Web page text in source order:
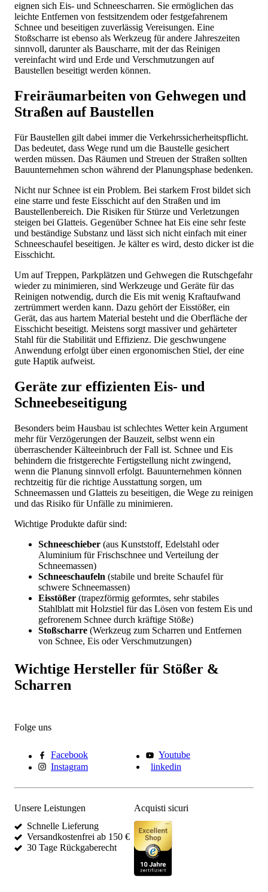
eignen sich Eis- und Schneescharren. Sie ermöglichen das
leichte Entfernen von festsitzendem oder festgefahrenem
Schnee und beseitigen zuverlässig Vereisungen. Eine
Stoßscharre ist ebenso als Werkzeug für andere Jahreszeiten
sinnvoll, darunter als Bauscharre, mit der das Reinigen
vereinfacht wird und Erde und Verschmutzungen auf
Baustellen beseitigt werden können.
Freiräumarbeiten von Gehwegen und
Straßen auf Baustellen
Für Baustellen gilt dabei immer die Verkehrssicherheitspflicht.
Das bedeutet, dass Wege rund um die Baustelle gesichert
werden müssen. Das Räumen und Streuen der Straßen sollten
Bauunternehmen schon während der Planungsphase bedenken.
Nicht nur Schnee ist ein Problem. Bei starkem Frost bildet sich
eine starre und feste Eisschicht auf den Straßen und im
Baustellenbereich. Die Risiken für Stürze und Verletzungen
steigen bei Glatteis. Gegenüber Schnee hat Eis eine sehr feste
und beständige Substanz und lässt sich nicht einfach mit einer
Schneeschaufel beseitigen. Je kälter es wird, desto dicker ist die
Eisschicht.
Um auf Treppen, Parkplätzen und Gehwegen die Rutschgefahr
wieder zu minimieren, sind Werkzeuge und Geräte für das
Reinigen notwendig, durch die Eis mit wenig Kraftaufwand
zertrümmert werden kann. Dazu gehört der Eisstößer, ein
Gerät, das aus hartem Material besteht und die Oberfläche der
Eisschicht beseitigt. Meistens sorgt massiver und gehärteter
Stahl für die Stabilität und Effizienz. Die geschwungene
Anwendung erfolgt über einen ergonomischen Stiel, der eine
gute Haptik aufweist.
Geräte zur effizienten Eis- und
Schneebeseitigung
Besonders beim Hausbau ist schlechtes Wetter kein Argument
mehr für Verzögerungen der Bauzeit, selbst wenn ein
überraschender Kälteeinbruch der Fall ist. Schnee und Eis
behindern die fristgerechte Fertigstellung nicht zwingend,
wenn die Planung sinnvoll erfolgt. Bauunternehmen können
rechtzeitig für die richtige Ausstattung sorgen, um
Schneemassen und Glatteis zu beseitigen, die Wege zu reinigen
und das Risiko für Unfälle zu minimieren.
Wichtige Produkte dafür sind:
Schneeschieber (aus Kunststoff, Edelstahl oder
Aluminium für Frischschnee und Verteilung der
Schneemassen)
Schneeschaufeln (stabile und breite Schaufel für
schwere Schneemassen)
Eisstößer (trapezförmig geformtes, sehr stabiles
Stahlblatt mit Holzstiel für das Lösen von festem Eis und
gefrorenem Schnee durch kräftige Stöße)
Stoßscharre (Werkzeug zum Scharren und Entfernen
von Schnee, Eis oder Verschmutzungen)
Wichtige Hersteller für Stößer &
Scharren
Folge uns
Facebook
Youtube
Instagram
linkedin
Unsere Leistungen
Schnelle Lieferung
Versandkostenfrei ab 150 €
30 Tage Rückgaberecht
Acquisti sicuri